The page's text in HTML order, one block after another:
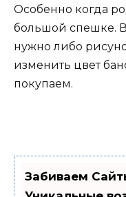
Особенно когда
большой спешке.
нужно либо
изменить цвет
покупаем.
Забиваем